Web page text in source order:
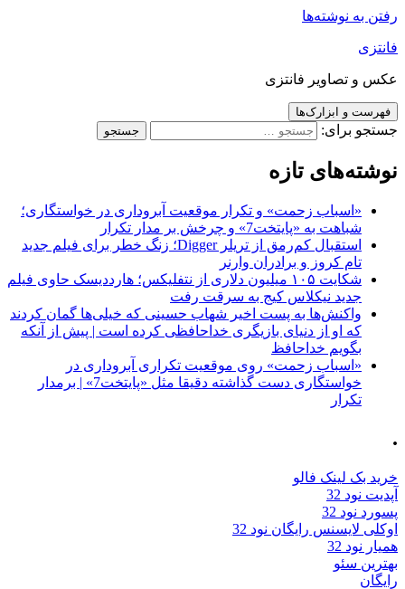
رفتن به نوشته‌ها
فانتزی
عکس و تصاویر فانتزی
فهرست و ابزارک‌ها
جستجو برای:
نوشته‌های تازه
«اسباب زحمت» و تکرار موقعیت آبروداری در خواستگاری؛
شباهت به «پایتخت7» و چرخش بر مدار تکرار
استقبال کم‌رمق از تریلر Digger؛ زنگ خطر برای فیلم جدید
تام کروز و برادران وارنر
شکایت ۱۰۵ میلیون دلاری از نتفلیکس؛ هارددیسک حاوی فیلم
جدید نیکلاس کیج به سرقت رفت
واکنش‌ها به پست اخیر شهاب حسینی که خیلی‌ها گمان کردند
که او از دنیای بازیگری خداحافظی کرده است | پیش از آنکه
بگویم خداحافظ
«اسباب زحمت» روی موقعیت تکراری آبروداری در
خواستگاری دست گذاشته دقیقا مثل «پایتخت7» | برمدار
تکرار
.
خرید بک لینک فالو
آپدیت نود 32
پسورد نود 32
اوکلی لایسنس رایگان نود 32
همیار نود 32
بهترین سئو
رایگان